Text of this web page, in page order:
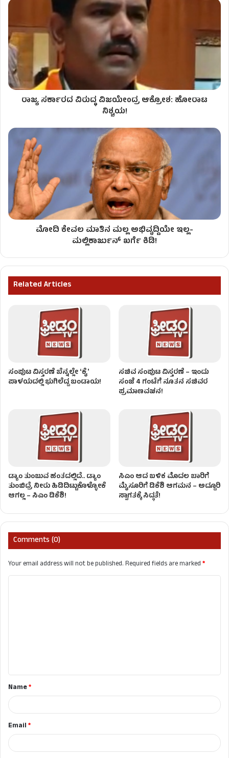
ರಾಜ್ಯ ಸರ್ಕಾರದ ವಿರುದ್ಧ ವಿಜಯೇಂದ್ರ ಆಕ್ರೋಶ: ಹೋರಾಟ
ನಿಶ್ಚಯ!
ಮೋದಿ ಕೇವಲ ಮಾತಿನ ಮಲ್ಲ ಅಭಿವೃದ್ದಿಯೇ ಇಲ್ಲ-
ಮಲ್ಲಿಕಾರ್ಜುನ್ ಖರ್ಗೆ ಕಿಡಿ!
Related Articles
ಸಂಪುಟ ವಿಸ್ತರಣೆ ಬೆನ್ನಲ್ಲೇ ʻಕೈʼ
ಪಾಳಯದಲ್ಲಿ ಭುಗಿಲೆದ್ದ ಬಂಡಾಯ!
ಸಚಿವ ಸಂಪುಟ ವಿಸ್ತರಣೆ – ಇಂದು
ಸಂಜೆ 4 ಗಂಟೆಗೆ ನೂತನ ಸಚಿವರ
ಪ್ರಮಾಣವಚನ!
ಡ್ಯಾಂ ತುಂಬುವ ಹಂತದಲ್ಲಿದೆ.. ಡ್ಯಾಂ
ತುಂಬಿದ್ರೆ ನೀರು ಹಿಡಿದಿಟ್ಟುಕೊಳ್ಳೋಕೆ
ಆಗಲ್ಲ – ಸಿಎಂ ಡಿಕೆಶಿ!
ಸಿಎಂ ಆದ ಬಳಿಕ ಮೊದಲ ಬಾರಿಗೆ
ಮೈಸೂರಿಗೆ ಡಿಕೆಶಿ ಆಗಮನ – ಅದ್ದೂರಿ
ಸ್ವಾಗತಕ್ಕೆ ಸಿದ್ಧತೆ!
Comments (0)
Your email address will not be published.Required fields are marked*
t
*Name*
Email*